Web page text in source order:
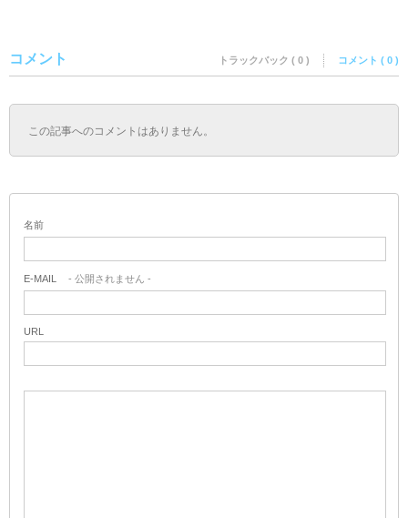
コメント トラックバック ( 0 ) コメント ( 0 )
この記事へのコメントはありません。
名前
E-MAIL - 公開されません -
URL